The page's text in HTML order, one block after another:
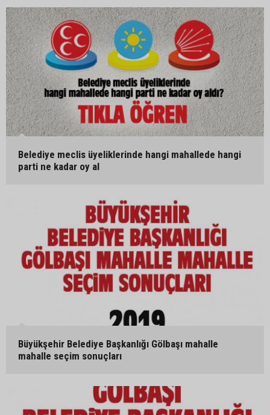
Belediye meclis üyeliklerinde hangi mahallede hangi
parti ne kadar oy al
Büyükşehir Belediye Başkanlığı Gölbaşı mahalle
mahalle seçim sonuçları